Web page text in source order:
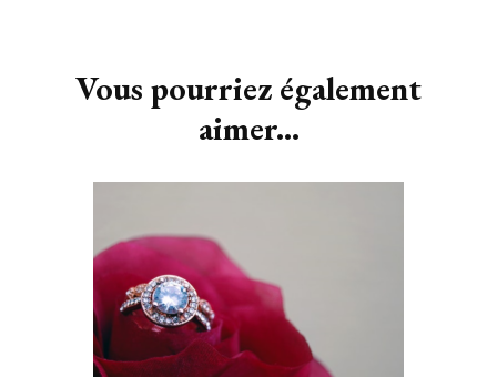
Vous pourriez également
aimer...